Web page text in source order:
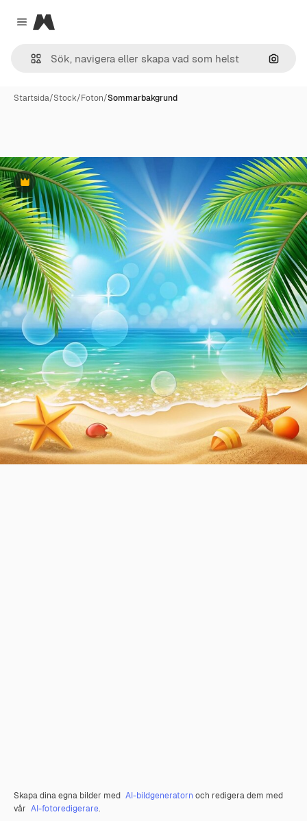
Close menu
Magnific
Sök
Startsida/Stock/Foton/Sommarbakgrund
Premie
Skapa dina egna bilder med AI-bildgeneratorn och redigera dem med
vår AI-fotoredigerare.